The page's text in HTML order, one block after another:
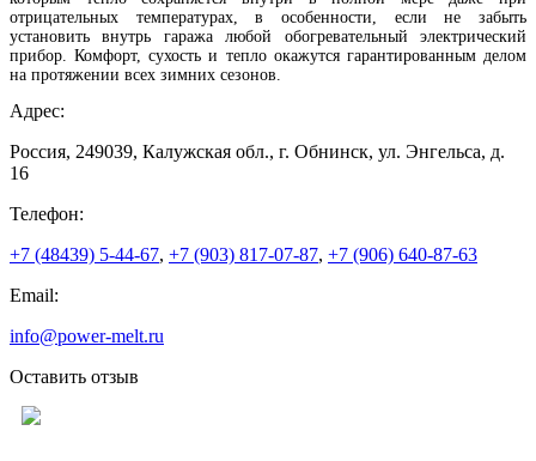
отрицательных температурах, в особенности, если не забыть
установить внутрь гаража любой обогревательный электрический
прибор. Комфорт, сухость и тепло окажутся гарантированным делом
на протяжении всех зимних сезонов.
Адрес:
Россия, 249039, Калужская обл., г. Обнинск, ул. Энгельса, д.
16
Телефон:
+7 (48439) 5-44-67, +7 (903) 817-07-87, +7 (906) 640-87-63
Email:
info@power-melt.ru
Оставить отзыв